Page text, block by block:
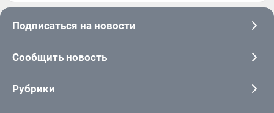
Подписаться на новости
Сообщить новость
Рубрики